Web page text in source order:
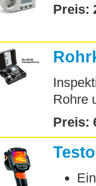
Preis:
Rohre
Preis: